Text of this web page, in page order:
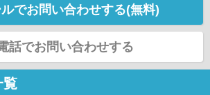
でお問い合わせする(無料)
話でお問い合わせする
覧